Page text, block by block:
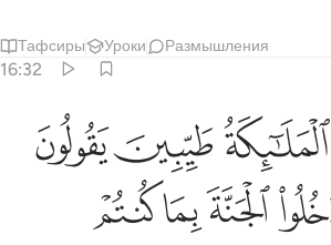
Тафсиры Уроки Размышления
16:32
يقولون سلام عليكم ادخلوا الجنة بما كنتم
طَيِّبِينَ ۙ يَقُولُونَ سَلَـٰمٌ عَلَيْكُمُ ٱدْخُلُوا۟ ٱلْجَنَّةَ
ﲧﲨﲩ
ﲭﲮﲯ